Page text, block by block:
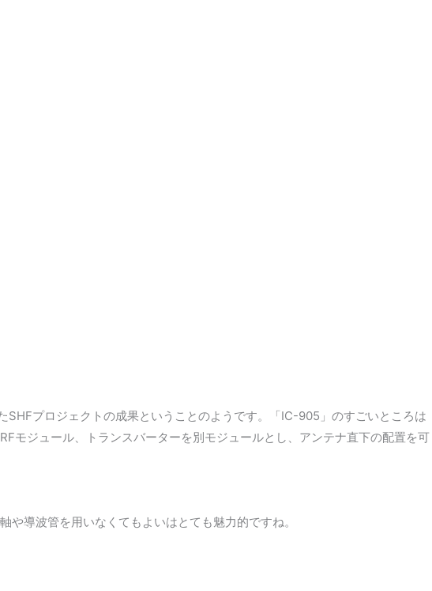
プロジェクトの成果ということのようです。「IC-905」のすごいところは
モジュール、トランスバーターを別モジュールとし、アンテナ直下の配置を可
導波管を用いなくてもよいはとても魅力的ですね。